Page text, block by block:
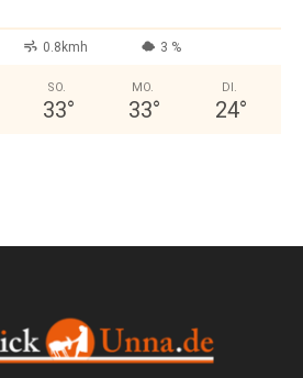
0.8kmh 3 %
SO.
33°
MO.
33°
DI.
24°